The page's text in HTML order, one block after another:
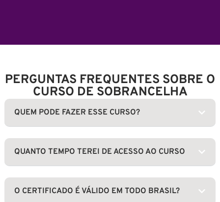
PERGUNTAS FREQUENTES SOBRE O
CURSO DE SOBRANCELHA
QUEM PODE FAZER ESSE CURSO?
QUANTO TEMPO TEREI DE ACESSO AO CURSO
O CERTIFICADO É VÁLIDO EM TODO BRASIL?